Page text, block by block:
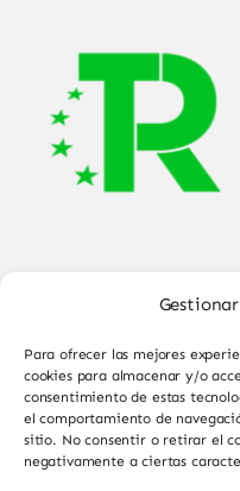
Para ofrecer las mejores
cookies para almacenar y/o
consentimiento de estas
el comportamiento de
sitio. No consentir o retirar el
negativamente a ciertas
© Copyright 2025
Todos los